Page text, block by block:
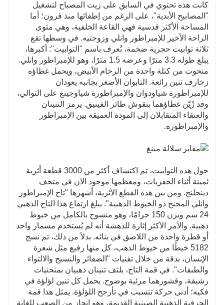
كانت هذه تحتوي في السابق على زيت المصباح لتشغيل
"المصابيح الأبدية"، على الرغم من إطفائها منذ قرون؛ أما
المساحة الأكثر قدسية فهي القاعة الخلفية، وهي مثوى
الراحة الأخير للإمبراطور وانلي وزوجتيه. في وسطها تقع
ثلاثة توابيت حجرية ضخمة، تُعرف باسم "التوابيت": أكبرها،
يبلغ طوله 3.3 مترًا وعرضه 1.5 مترًا، وهو للإمبراطور وانلي.
منحوت من كتلة واحدة من الرخام الأبيض، ويحمل غطاؤه
زخارف تنين رائعة. التابوان الأصغر بجانبه يعودان
للإمبراطورة شياودوان والإمبراطورة شياوجينغ على التوالي،
وقد زُيّن غطاؤهما بنقوش طائر الفينيق. يرمز التنينان
والعنقاء المتقابلان إلى المودة العميقة بين الإمبراطور
والإمبراطورة.
حول هذه التوابيت، تم اكتشاف أكثر من 3000 قطعة أثرية
ثمينة أثناء الحفريات، ومعظمها موجود الآن في متحف
دينجلنج. ومن بين هذه القطع الأثرية، أشهرها "تاج الإمبراطور
وانلي المجنح ذو الخيوط الذهبية". يبلغ ارتفاع هذا التاج الذهبي
24 سم ويزن 150 جرامًا، وهو منسوج بالكامل من خيوط
ذهبية. والأمر الأكثر إثارة للدهشة أنه لم يُستخدم مسمار واحد
أو قطرة واحدة من اللاصق في بنائه. بدلاً من ذلك، تم نسج
5182 خيطًا من خيوط الذهب، كل منها رفيع مثل شعرة
الإنسان، بدقة من خلال تقنيات "الضفائر والنسيج والالتواء
والطبقات". في قمة التاج، يلتف تنينان ذهبيان بمنحنيات
رشيقة، وقشورهما مرئية بوضوح. يحمل كل تنين لؤلؤة في
فكيه؛ أدنى حركة تتسبب في تأرجح اللؤلؤة. يمثل هذا قمة
الحرفية الذهبية الصينية القديمة، وهو إنجاز من الصعب للغاية